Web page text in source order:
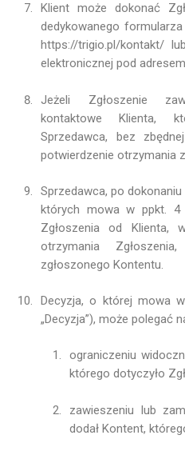
Klient może dokonać
dedykowanego
https://trigio.pl/kontakt/
elektronicznej pod
Jeżeli Zgłoszenie
kontaktowe Klienta,
Sprzedawca, bez
potwierdzenie otrzymania
Sprzedawca, po
których mowa w ppkt. 4
Zgłoszenia od
otrzymania
zgłoszonego Kontentu.
Decyzja, o której mowa
„Decyzja”), może polegać
ograniczeniu
którego dotyczyło
zawieszeniu lub
dodał Kontent,